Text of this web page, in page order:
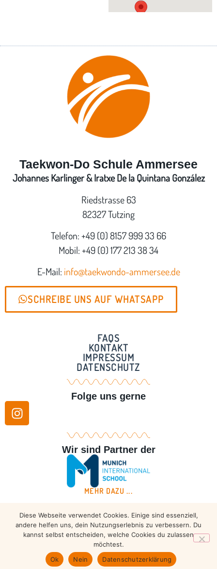
Taekwon-Do Schule Ammersee
Johannes Karlinger & Iratxe De la Quintana González
Riedstrasse 63
82327 Tutzing
Telefon: +49 (0) 8157 999 33 66
Mobil: +49 (0) 177 213 38 34
E-Mail: info@taekwondo-ammersee.de
SCHREIBE UNS AUF WHATSAPP
FAQS
KONTAKT
IMPRESSUM
DATENSCHUTZ
Folge uns gerne
Wir sind Partner der
MEHR DAZU ...
Copyright © 2026 – Taekwondo Ammersee | All rights
reserved.
Diese Webseite verwendet Cookies. Einige sind essenziell,
andere helfen uns, dein Nutzungserlebnis zu verbessern. Du
kannst selbst entscheiden, welche Cookies du zulassen
möchtest.
Ok
Nein Datenschutzerklärung